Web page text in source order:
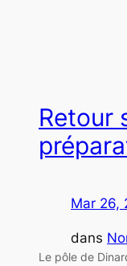
Retour
Mar 26,
dans
Le pôle de